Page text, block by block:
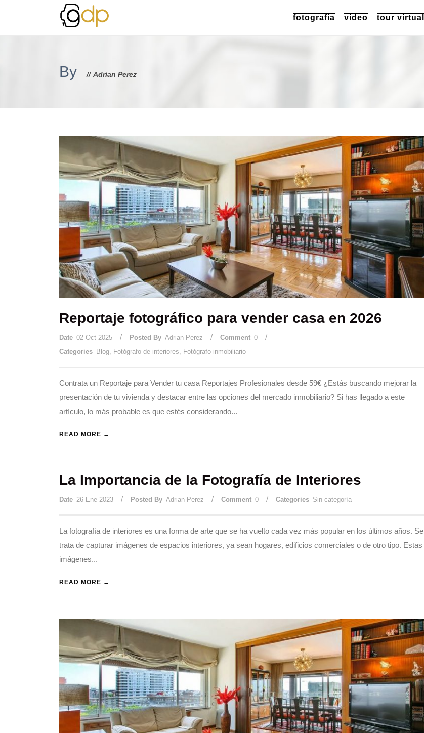
fotografía video tour virtual
By Adrian Perez
Reportaje fotográfico para vender casa en 2026
Date 02 Oct 2025 / Posted By Adrian Perez / Comment 0 /
Categories Blog, Fotógrafo de interiores, Fotógrafo inmobiliario
Contrata un Reportaje para Vender tu casa Reportajes Profesionales desde 59€ ¿Estás buscando mejorar la
presentación de tu vivienda y destacar entre las opciones del mercado inmobiliario? Si has llegado a este
artículo, lo más probable es que estés considerando...
READ MORE →
La Importancia de la Fotografía de Interiores
Date 26 Ene 2023 / Posted By Adrian Perez / Comment 0 / Categories Sin categoría
La fotografía de interiores es una forma de arte que se ha vuelto cada vez más popular en los últimos años. Se
trata de capturar imágenes de espacios interiores, ya sean hogares, edificios comerciales o de otro tipo. Estas
imágenes...
READ MORE →